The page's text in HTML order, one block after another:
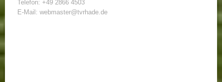
Telefon: +49 2866 4503
E-Mail: webmaster@tvrhade.de